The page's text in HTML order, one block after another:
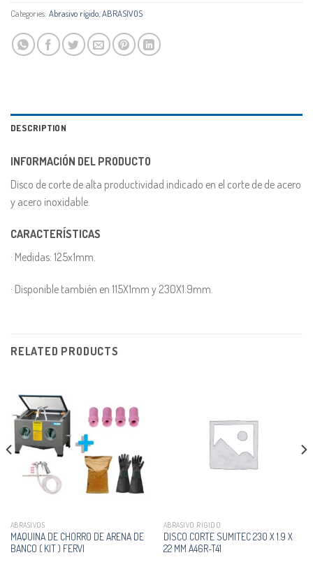
Categories: Abrasivo rígido,ABRASIVOS
DESCRIPTION
INFORMACIÓN DEL PRODUCTO
Disco de corte de alta productividad indicado en el corte de de acero
y acero inoxidable.
CARACTERÍSTICAS
· Medidas: 125x1mm.
· Disponible también en 115X1mm y 230X1.9mm.
RELATED PRODUCTS
ABRASIVOS
MAQUINA DE CHORRO DE ARENA DE
BANCO ( KIT ) FERVI
ABRASIVO RÍGIDO
DISCO CORTE SUMITEC 230 X 1.9 X
22 MM A46R-T41